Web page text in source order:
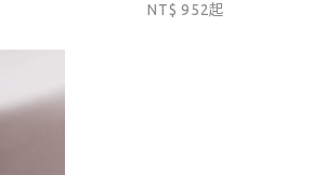
NT$ 952起